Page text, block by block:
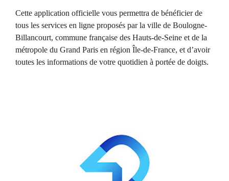
Cette application officielle vous permettra de bénéficier de
tous les services en ligne proposés par la ville de Boulogne-
Billancourt, commune française des Hauts-de-Seine et de la
métropole du Grand Paris en région Île-de-France, et d’avoir
toutes les informations de votre quotidien à portée de doigts.